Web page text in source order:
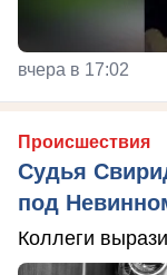
вчера в 17:02
Происшествия
Судья
под
Коллеги